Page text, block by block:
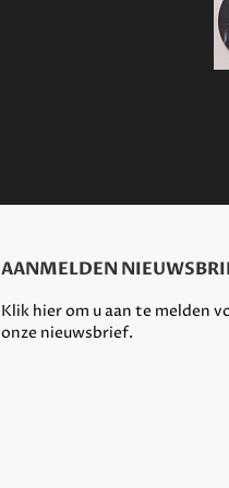
AANMELDEN
Klik hier om u aan te melden
onze nieuwsbrief.